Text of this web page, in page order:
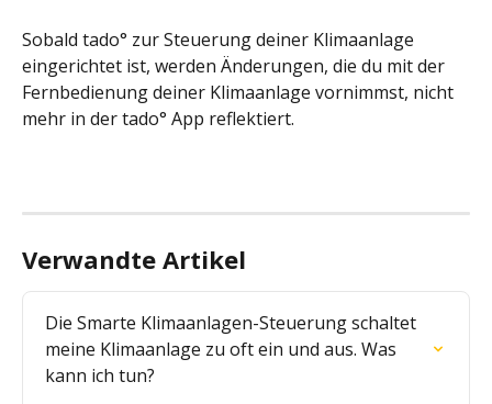
Sobald tado° zur Steuerung deiner Klimaanlage
eingerichtet ist, werden Änderungen, die du mit der
Fernbedienung deiner Klimaanlage vornimmst, nicht
mehr in der tado° App reflektiert.
Verwandte Artikel
Die Smarte Klimaanlagen-Steuerung schaltet
meine Klimaanlage zu oft ein und aus. Was
kann ich tun?